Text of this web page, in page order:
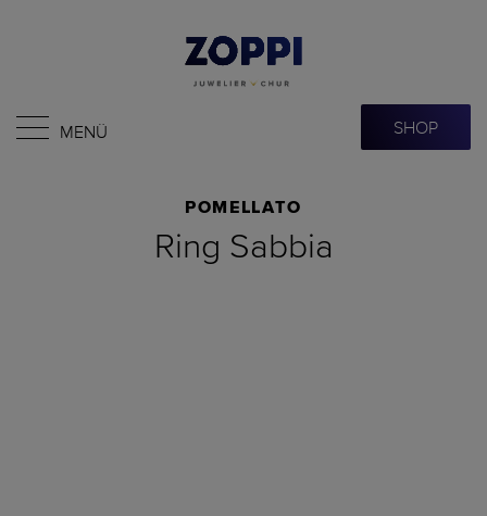
MENÜ SHOP
POMELLATO
Ring Sabbia